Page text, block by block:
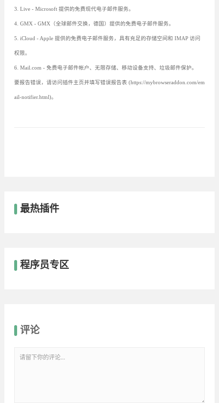
3. Live - Microsoft 提供的免费现代电子邮件服务。
4. GMX - GMX（全球邮件交换，德国）提供的免费电子邮件服务。
5. iCloud - Apple 提供的免费电子邮件服务，具有充足的存储空间和 IMAP 访问
权限。
6. Mail.com - 免费电子邮件帐户、无限存储、移动设备支持、垃圾邮件保护。
要报告错误，请访问插件主页并填写错误报告表 (https://mybrowseraddon.com/em
ail-notifier.html)。
最热插件
程序员专区
评论